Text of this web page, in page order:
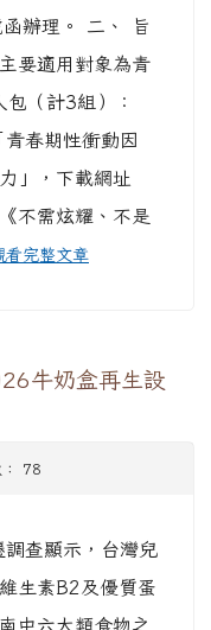
辦理。 二、 旨
要適用對象為青
（計3組）：
春期性衝動因
」，下載網址
不需炫耀、不是
看完整文章
牛奶盒再生設
78
查顯示，台灣兒
生素B2及優質蛋
中六大類食物之